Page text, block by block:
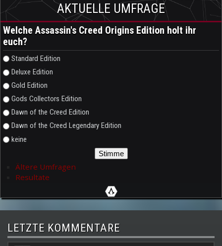
AKTUELLE UMFRAGE
Welche Assassin's Creed Origins Edition holt ihr
euch?
Auswahlmöglichkeiten
Standard Edition
Deluxe Edition
Gold Edition
Gods Collectors Edition
Dawn of the Creed Edition
Dawn of the Creed Legendary Edition
keine
Ältere Umfragen
Resultate
LETZTE KOMMENTARE